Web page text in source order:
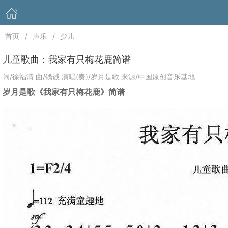
首页 声乐 少儿
儿童歌曲：我家有只梅花鹿简谱
词/徐福清 曲/钱诚 演唱(奏)/岁月是歌 来源/中国原创音乐基地
岁月是歌《我家有只梅花鹿》简谱